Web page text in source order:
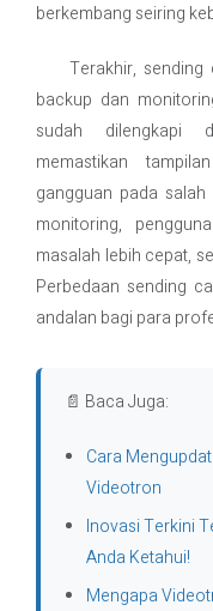
berkembang seiring
Terakhir,
backup dan
sudah dilengkapi
memastikan
gangguan pada
monitoring,
masalah lebih cepat,
Perbedaan sending
andalan bagi para
📄 Baca Juga:
Cara
Videotron
Inovasi Terkini
Anda Ketahui!
Mengapa